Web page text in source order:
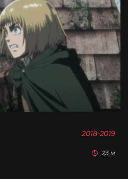
2018-2019
23 м